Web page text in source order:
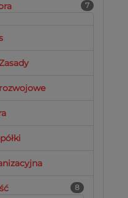
7
8